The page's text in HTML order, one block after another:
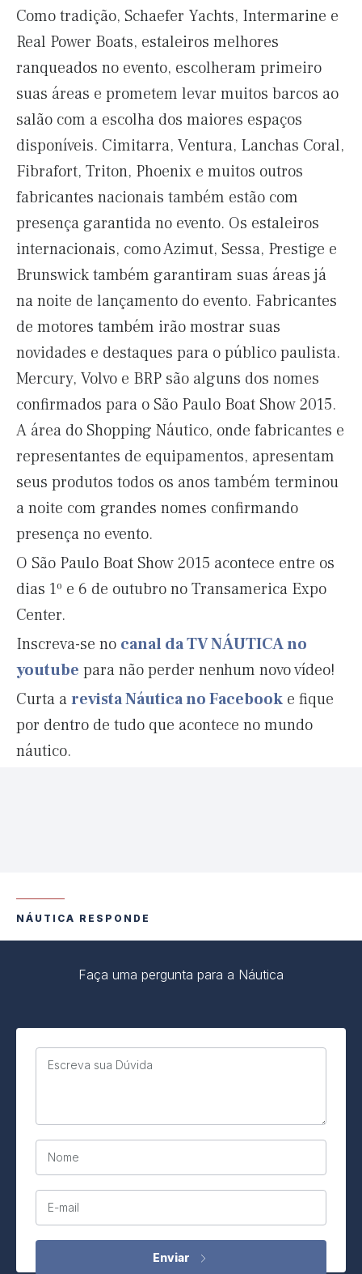
Como tradição, Schaefer Yachts, Intermarine e
Real Power Boats, estaleiros melhores
ranqueados no evento, escolheram primeiro
suas áreas e prometem levar muitos barcos ao
salão com a escolha dos maiores espaços
disponíveis. Cimitarra, Ventura, Lanchas Coral,
Fibrafort, Triton, Phoenix e muitos outros
fabricantes nacionais também estão com
presença garantida no evento. Os estaleiros
internacionais, como Azimut, Sessa, Prestige e
Brunswick também garantiram suas áreas já
na noite de lançamento do evento. Fabricantes
de motores também irão mostrar suas
novidades e destaques para o público paulista.
Mercury, Volvo e BRP são alguns dos nomes
confirmados para o São Paulo Boat Show 2015.
A área do Shopping Náutico, onde fabricantes e
representantes de equipamentos, apresentam
seus produtos todos os anos também terminou
a noite com grandes nomes confirmando
presença no evento.
O São Paulo Boat Show 2015 acontece entre os
dias 1º e 6 de outubro no Transamerica Expo
Center.
Inscreva-se no canal da TV NÁUTICA no
youtube para não perder nenhum novo vídeo!
Curta arevista Náutica no Facebook e fique
por dentro de tudo que acontece no mundo
náutico.
NÁUTICA RESPONDE
Faça uma pergunta para a Náutica
Escreva sua Dúvida
Nome
E-mail